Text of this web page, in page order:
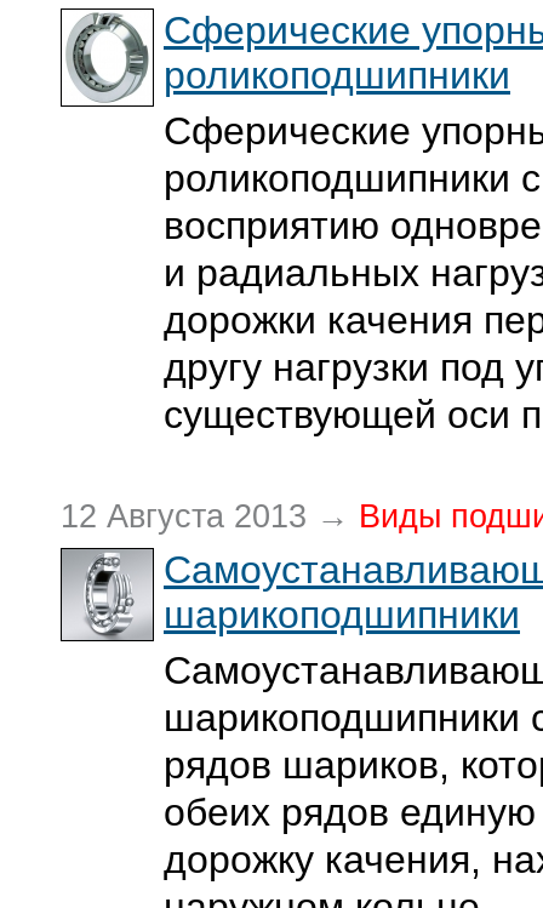
Сферические
роликоподшипники
Сферические
роликоподшипники
восприятию
и радиальных
дорожки качения
другу нагрузки под
существующей оси
12 Августа 2013 → Виды
шарикоподшипники
шарикоподшипники
рядов шариков,
обеих рядов
дорожку качения,